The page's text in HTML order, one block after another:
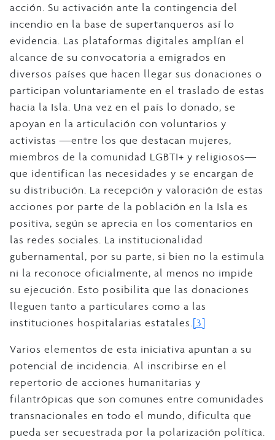
acción. Su activación ante la contingencia del
incendio en la base de supertanqueros así lo
evidencia. Las plataformas digitales amplían el
alcance de su convocatoria a emigrados en
diversos países que hacen llegar sus donaciones o
participan voluntariamente en el traslado de estas
hacia la Isla. Una vez en el país lo donado, se
apoyan en la articulación con voluntarios y
activistas ―entre los que destacan mujeres,
miembros de la comunidad LGBTI+ y religiosos―
que identifican las necesidades y se encargan de
su distribución. La recepción y valoración de estas
acciones por parte de la población en la Isla es
positiva, según se aprecia en los comentarios en
las redes sociales. La institucionalidad
gubernamental, por su parte, si bien no la estimula
ni la reconoce oficialmente, al menos no impide
su ejecución. Esto posibilita que las donaciones
lleguen tanto a particulares como a las
instituciones hospitalarias estatales.[3]
Varios elementos de esta iniciativa apuntan a su
potencial de incidencia. Al inscribirse en el
repertorio de acciones humanitarias y
filantrópicas que son comunes entre comunidades
transnacionales en todo el mundo, dificulta que
pueda ser secuestrada por la polarización política.